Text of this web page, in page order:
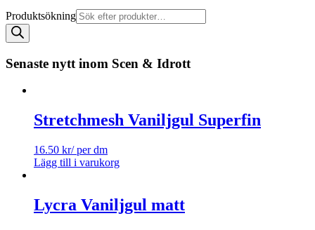
Produktsökning
Senaste nytt inom Scen & Idrott
Stretchmesh Vaniljgul Superfin
16.50 kr/ per dm
Lägg till i varukorg
Lycra Vaniljgul matt